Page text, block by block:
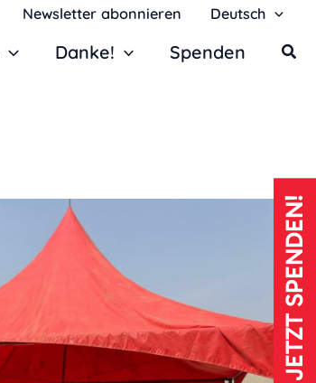
JETZT SPENDEN!
Newsletter abonnieren Deutsch
Danke! Spenden